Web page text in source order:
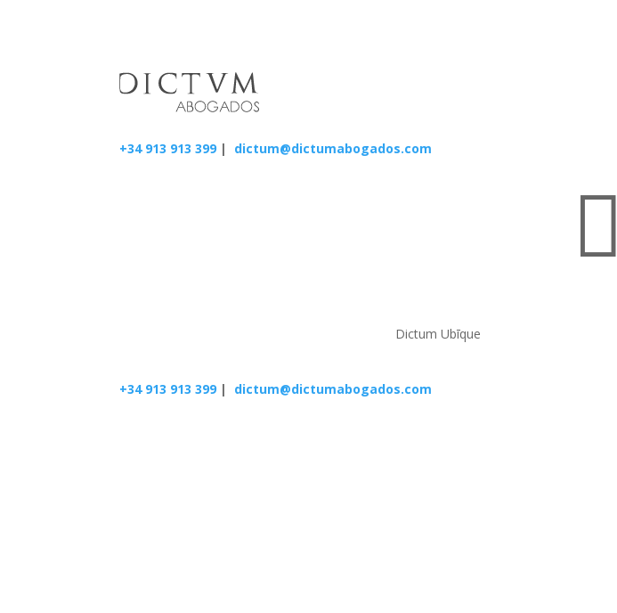
+34 913 913 399 | dictum@dictumabogados.com

Dictum Ubīque
+34 913 913 399 | dictum@dictumabogados.com